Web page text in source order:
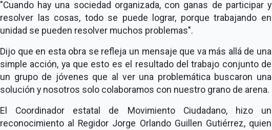
"Cuando hay una sociedad organizada, con ganas de participar y
resolver las cosas, todo se puede lograr, porque trabajando en
unidad se pueden resolver muchos problemas".
Dijo que en esta obra se refleja un mensaje que va más allá de una
simple acción, ya que esto es el resultado del trabajo conjunto de
un grupo de jóvenes que al ver una problemática buscaron una
solución y nosotros solo colaboramos con nuestro grano de arena.
El Coordinador estatal de Movimiento Ciudadano, hizo un
reconocimiento al Regidor Jorge Orlando Guillen Gutiérrez, quien